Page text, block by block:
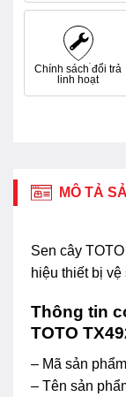
Chính sách đổi trả
linh hoạt
MÔ TẢ
Sen cây
hiệu thiết bị
Thông tin
TOTO
– Mã sản
– Tên sản